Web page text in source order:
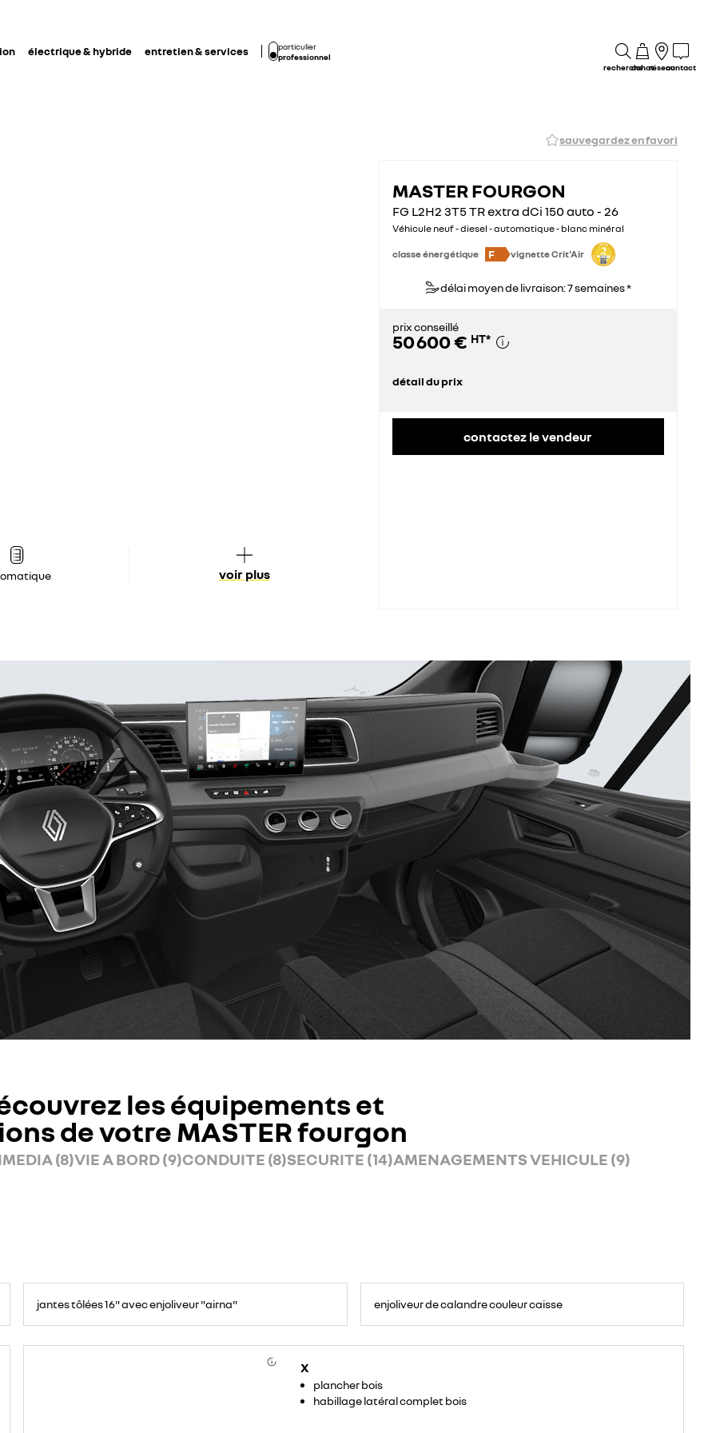
électrique & hybride entretien & services
particulier
professionnel
rechercheachatréseaucontact
sauvegardez en favori
voir plus
MASTER FOURGON
FG L2H2 3T5 TR extra dCi 150 auto - 26
Véhicule neuf - diesel - automatique - blanc minéral
classe énergétique F vignette Crit'Air
délai moyen de livraison: 7 semaines *
prix conseillé
50 600 € HT*
détail du prix
contactez le vendeur
les équipements et
de votre MASTER fourgon
(8)VIE A BORD (9)CONDUITE (8)SECURITE (14)AMENAGEMENTS VEHICULE (9)
jantes tôlées 16" avec enjoliveur "airna" enjoliveur de calandre couleur caisse
X
plancher bois
habillage latéral complet bois